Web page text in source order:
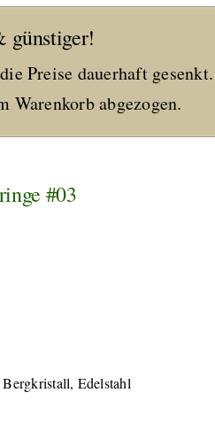
günstiger!
Preise dauerhaft gesenkt.
Warenkorb abgezogen.
#03
Edelstahl